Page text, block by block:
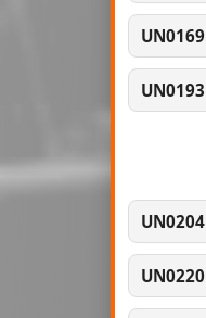
UN0169
UN0193
UN0204
UN0220